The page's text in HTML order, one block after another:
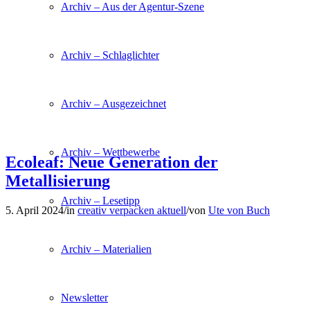
Archiv – Aus der Agentur-Szene
Archiv – Schlaglichter
Archiv – Ausgezeichnet
Archiv – Wettbewerbe
Archiv – Lesetipp
Archiv – Materialien
Newsletter
Ecoleaf: Neue Generation der
Metallisierung
5. April 2024/in creativ verpacken aktuell/von Ute von Buch